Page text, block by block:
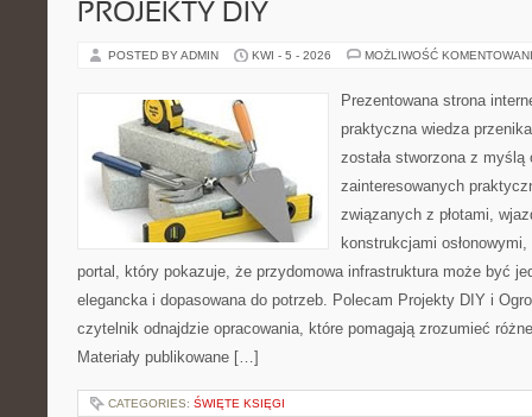
PROJEKTY DIY
POSTED BY ADMIN KWI - 5 - 2026 MOŻLIWOŚĆ
Prezentowana strona
praktyczna wiedza
została stworzona z
zainteresowanych
związanych z płotami,
konstrukcjami
portal, który pokazuje, że przydomowa infrastruktura może być
elegancka i dopasowana do potrzeb. Polecam Projekty DIY i
czytelnik odnajdzie opracowania, które pomagają zrozumieć
Materiały publikowane […]
CATEGORIES: ŚWIĘTE KSIĘGI